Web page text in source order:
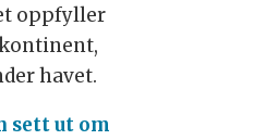
oppfyller
havet.
sett ut om